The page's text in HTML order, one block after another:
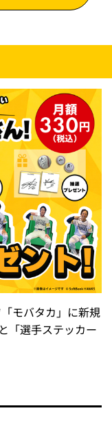
モバタカ」に新規
「選手ステッカー